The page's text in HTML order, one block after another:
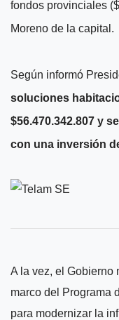
fondos provinciales
Moreno de la capital.
Según informó
soluciones
$56.470.342.807 y
con una inversión
A la vez, el Gobierno
marco del Programa
para modernizar la